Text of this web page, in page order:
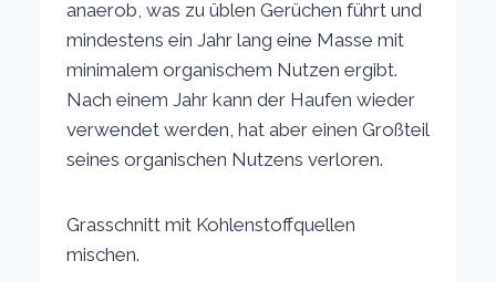
anaerob, was zu üblen Gerüchen führt und
mindestens ein Jahr lang eine Masse mit
minimalem organischem Nutzen ergibt.
Nach einem Jahr kann der Haufen wieder
verwendet werden, hat aber einen Großteil
seines organischen Nutzens verloren.
Grasschnitt mit Kohlenstoffquellen
mischen.